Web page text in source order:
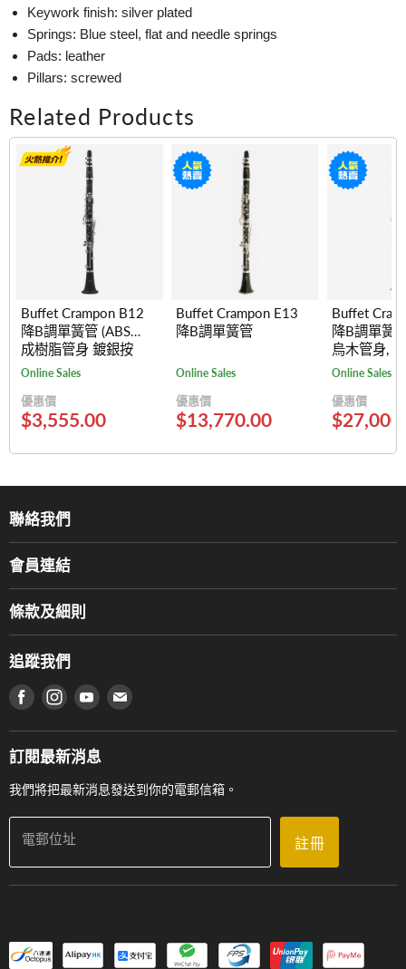
Keywork finish: silver plated
Springs: Blue steel, flat and needle springs
Pads: leather
Pillars: screwed
Related Products
Buffet Crampon B12
降B調單簧管 (ABS合
成樹脂管身 鍍銀按
鍵)
Online Sales
優惠價
$3,555.00
Buffet Crampon E13
降B調單簧管
Online Sales
優惠價
$13,770.00
Buffet
降B調單簧
烏木管身,
17 Keys)
Online Sales
優惠價
聯絡我們
服務部
通利工程
登記保養
產品序號查詢
會員連結
香港管弦樂導師協會
條款及細則
使用條款及細則
私隱條款
門市購買產品及服務
追蹤我們
在 Facebook 上找到我們
在 Instagram 上找到我們
在 Youtube 上找到我們
在 電子郵件 上找到我們
訂閱最新消息
我們將把最新消息發送到你的電郵信箱。
電郵位址 註冊